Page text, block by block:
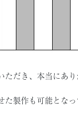
だき、本当にあり
製作も可能となっ